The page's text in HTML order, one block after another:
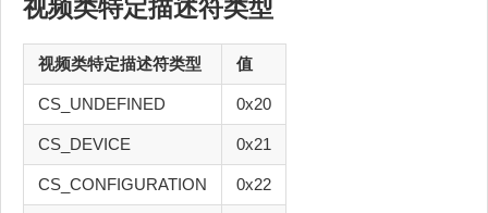
视频类特定描述符类型
视频类特定描述符类型 值
CS_UNDEFINED 0x20
CS_DEVICE 0x21
CS_CONFIGURATION 0x22